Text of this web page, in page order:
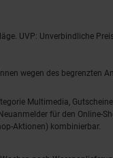
UVP: Unverbindliche
wegen des begrenzten
Multimedia,
für den Online-
Aktionen) kombinierbar.